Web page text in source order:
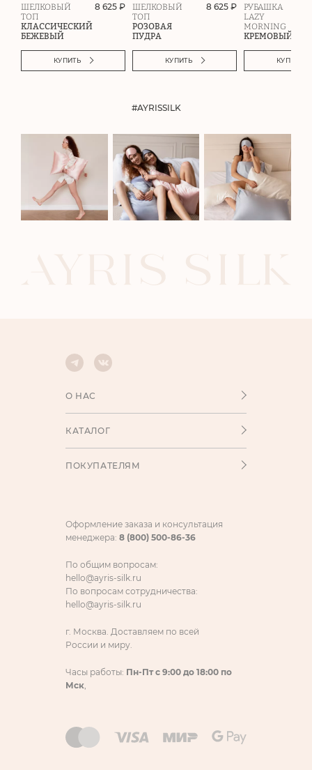
ШЕЛКОВЫЙ
ТОП
КЛАССИЧЕСКИЙ
БЕЖЕВЫЙ
8 625 ₽
КУПИТЬ
ШЕЛКОВЫЙ
ТОП
РОЗОВАЯ
ПУДРА
8 625 ₽
КУПИТЬ
РУБАШКА
LAZY
MORNING
КРЕМОВЫЙ
КУПИТЬ
#AYRISSILK
О НАС
КАТАЛОГ
ПОКУПАТЕЛЯМ
Оформление заказа и консультация
менеджера: 8 (800) 500-86-36
По общим вопросам:
hello@ayris-silk.ru
По вопросам сотрудничества:
hello@ayris-silk.ru
г. Москва. Доставляем по всей
России и миру.
Часы работы: Пн-Пт с 9:00 до 18:00 по
Мск